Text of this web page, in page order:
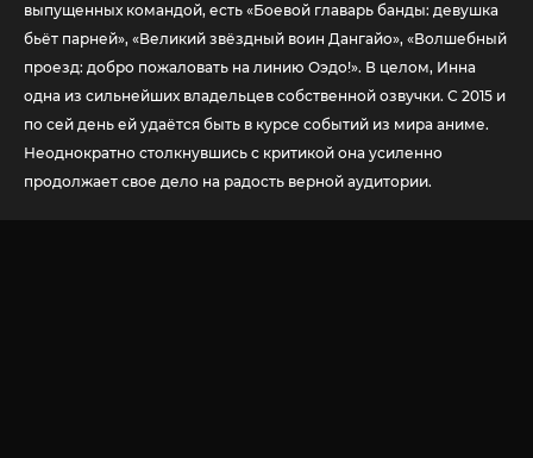
выпущенных командой, есть «Боевой главарь банды: девушка
бьёт парней», «Великий звёздный воин Дангайо», «Волшебный
проезд: добро пожаловать на линию Оэдо!». В целом, Инна
одна из сильнейших владельцев собственной озвучки. С 2015 и
по сей день ей удаётся быть в курсе событий из мира аниме.
Неоднократно столкнувшись с критикой она усиленно
продолжает свое дело на радость верной аудитории.